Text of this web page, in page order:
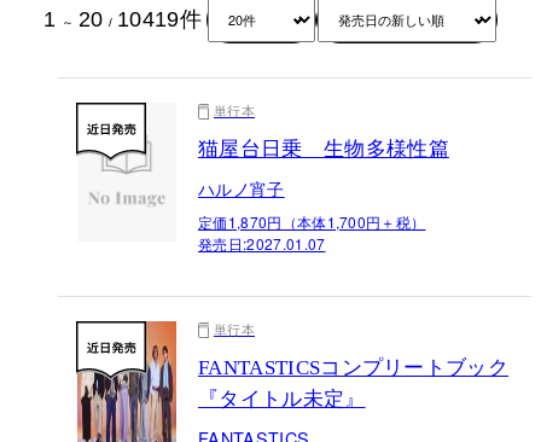
1 ～ 20 / 10419件
単行本
猫屋台日乗 生物多様性篇
ハルノ宵子
定価1,870円（本体1,700円＋税）
発売日:2027.01.07
単行本
FANTASTICSコンプリートブック
『タイトル未定』